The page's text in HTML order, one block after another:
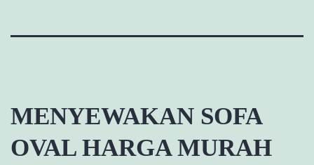
MENYEWAKAN SOFA
OVAL HARGA MURAH